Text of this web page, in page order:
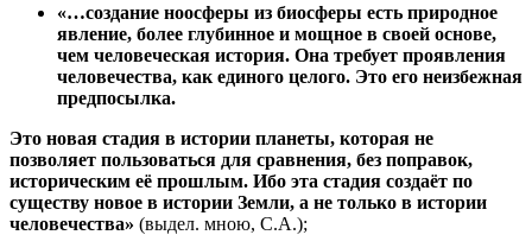
«…создание ноосферы из биосферы есть природное
явление, более глубинное и мощное в своей основе,
чем человеческая история. Она требует проявления
человечества, как единого целого. Это его неизбежная
предпосылка.
Это новая стадия в истории планеты, которая не
позволяет пользоваться для сравнения, без поправок,
историческим её прошлым. Ибо эта стадия создаёт по
существу новое в истории Земли, а не только в истории
человечества» (выдел. мною, С.А.);